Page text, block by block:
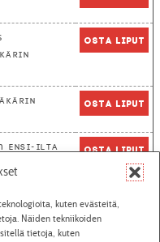
kuten evästeitä,
Näiden tekniikoiden
tietoja, kuten
Osta liput
Osta liput
Ensi-ilta Osta liput
S-